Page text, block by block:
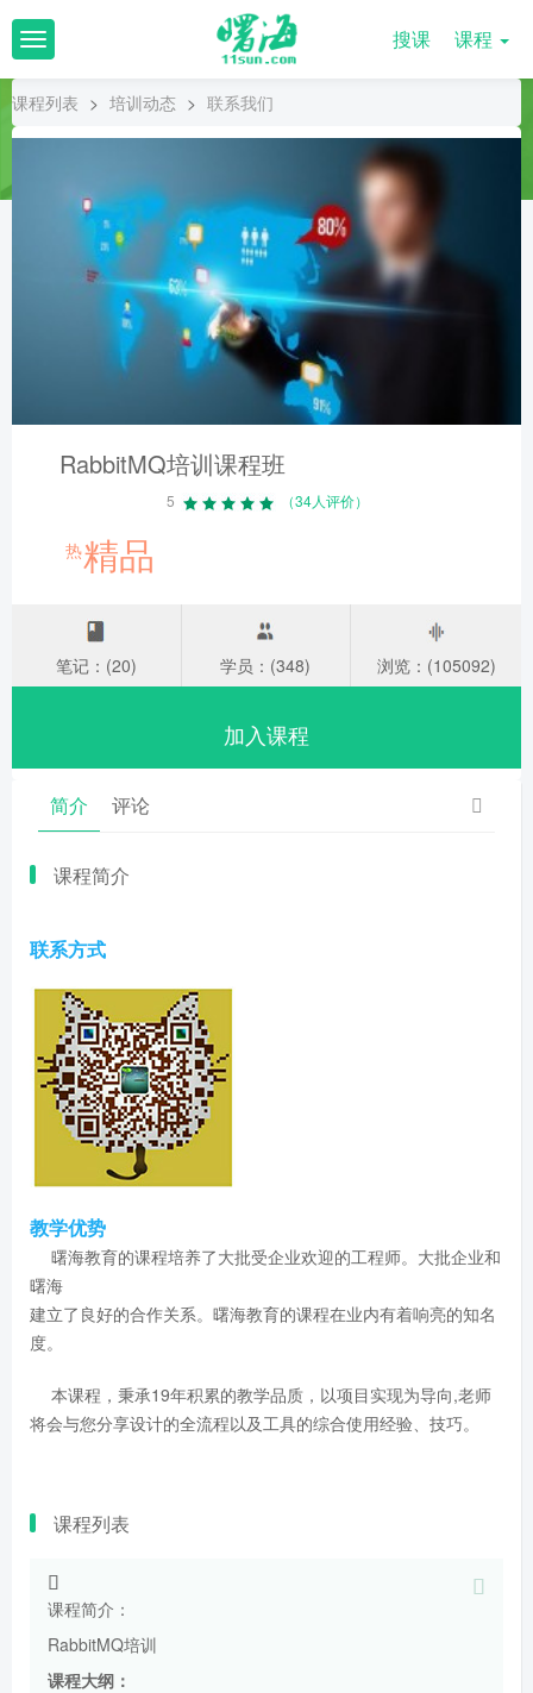
T
o
g
l
搜课 课程
课程列表 > 培训动态 > 联系我们
RabbitMQ培训课程班
5 （34人评价）
热精品
笔记：(20) 学员：(348) 浏览：(105092)
加入课程
简介 评论
课程简介
联系方式
教学优势
曙海教育的课程培养了大批受企业欢迎的工程师。大批企业和
曙海
建立了良好的合作关系。曙海教育的课程在业内有着响亮的知名
度。
本课程，秉承19年积累的教学品质，以项目实现为导向,老师
将会与您分享设计的全流程以及工具的综合使用经验、技巧。
课程列表
课程简介：
RabbitMQ培训
课程大纲：